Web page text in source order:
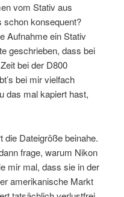
vom Stativ aus
schon konsequent?
Aufnahme ein Stativ
geschrieben, dass bei
bei der D800
bei mir vielfach
das mal kapiert hast,
die Dateigröße beinahe.
frage, warum Nikon
mir mal, dass sie in der
amerikanische Markt